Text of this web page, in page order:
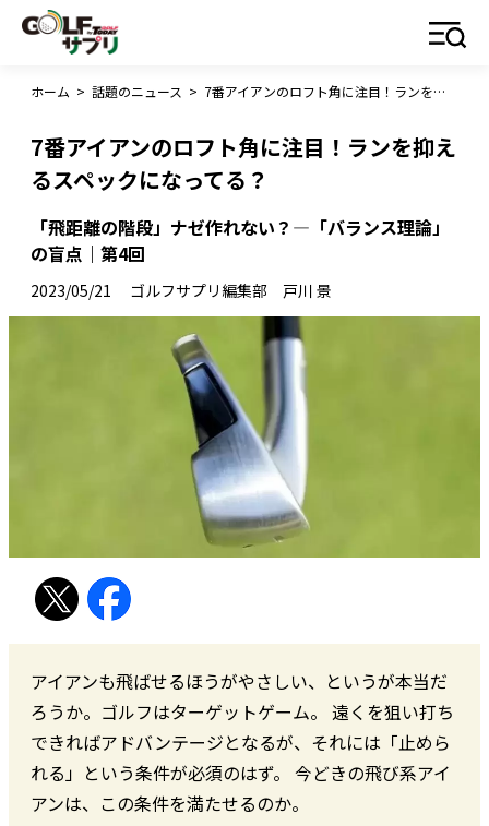
ホーム > 話題のニュース > 7番アイアンのロフト角に注目！ランを抑えるスペックになってる？
7番アイアンのロフト角に注目！ランを抑え
るスペックになってる？
「飛距離の階段」ナゼ作れない？―「バランス理論」
の盲点｜第4回
2023/05/21 ゴルフサプリ編集部 戸川 景
アイアンも飛ばせるほうがやさしい、というが本当だ
ろうか。ゴルフはターゲットゲーム。 遠くを狙い打ち
できればアドバンテージとなるが、それには「止めら
れる」という条件が必須のはず。 今どきの飛び系アイ
アンは、この条件を満たせるのか。